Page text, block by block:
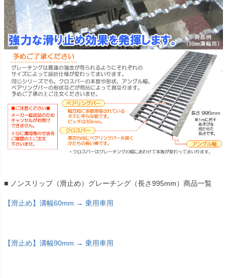
■ ノンスリップ（滑止め）グレーチング（長さ995mm）商品一覧
【滑止め】溝幅60mm → 乗用車用
【滑止め】溝幅90mm → 乗用車用